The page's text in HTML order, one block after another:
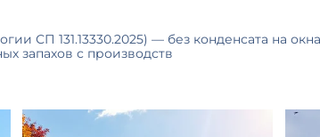
СП 131.13330.2025) — без конденсата на
запахов с производств